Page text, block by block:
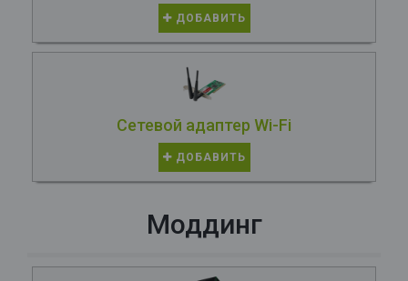
ДОБАВИТЬ
Сетевой адаптер Wi-Fi
ДОБАВИТЬ
Моддинг